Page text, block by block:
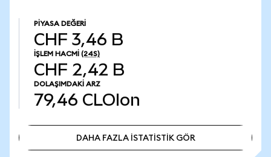
PIYASA DEĞERI
CHF 3,46 B
İŞLEM HACMI (24S)
CHF 2,42 B
DOLAŞIMDAKI ARZ
79,46 CLOIon
DAHA FAZLA İSTATİSTİK GÖR